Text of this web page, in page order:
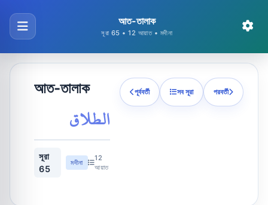
আত-তালাক
সূরা 65 • 12 আয়াত • মদীনা
আত-তালাক
الطلاق
সূরা
65
মদীনা
12
আয়াত
পূর্ববর্তী সব সূরা পরবর্তী